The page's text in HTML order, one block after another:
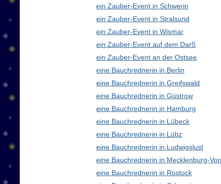
ein Zauber-Event in Schwerin
ein Zauber-Event in Stralsund
ein Zauber-Event in Wismar
ein Zauber-Event auf dem Darß
ein Zauber-Event an der Ostsee
eine Bauchrednerin in Berlin
eine Bauchrednerin in Greifswald
eine Bauchrednerin in Güstrow
eine Bauchrednerin in Hamburg
eine Bauchrednerin in Lübeck
eine Bauchrednerin in Lübz
eine Bauchrednerin in Ludwigslust
eine Bauchrednerin in Mecklenburg-
eine Bauchrednerin in Rostock